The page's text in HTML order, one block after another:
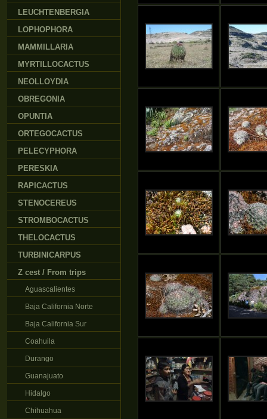
LEUCHTENBERGIA
LOPHOPHORA
MAMMILLARIA
MYRTILLOCACTUS
NEOLLOYDIA
OBREGONIA
OPUNTIA
ORTEGOCACTUS
PELECYPHORA
PERESKIA
RAPICACTUS
STENOCEREUS
STROMBOCACTUS
THELOCACTUS
TURBINICARPUS
Z cest / From trips
Aguascalientes
Baja California Norte
Baja California Sur
Coahuila
Durango
Guanajuato
Hidalgo
Chihuahua